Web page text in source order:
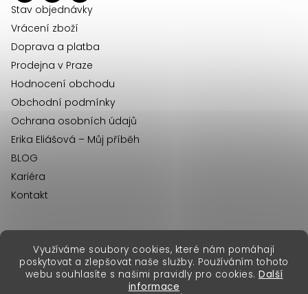
Využíváme soubory cookies, které nám pomáhají
poskytovat a zlepšovat naše služby. Používáním tohoto
webu souhlasíte s našimi pravidly pro cookies. Další
informace
Stav objednávky
Vrácení zboží
Doprava a platba
Prodejna v Praze
Hodnocení obchodu
Obchodní podmínky
Ochrana osobních údajů
Erika Eliášová – Můj příběh
BLOG
Kariéra
Kontakt
Vytvořil Shoptet Premium
Copyright 2026Erika Fashion. Všechna práva vyhrazena.
erikafashion.sk